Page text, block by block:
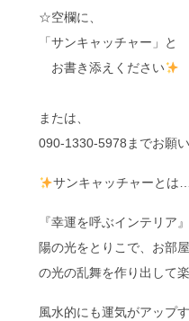
☆空欄に、
「サンキャッチャー」と
お書き添えください
または、
090-1330-5978までお願
サンキャッチャーとは…
『幸運を呼ぶインテリア
陽の光をとりこで、お部
の光の乱舞を作り出して
風水的にも運気がアップ